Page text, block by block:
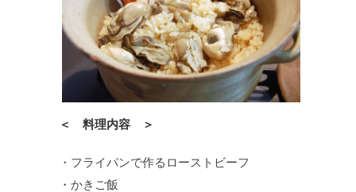
＜ 料理内容 ＞
・フライパンで作るローストビーフ
・かきご飯